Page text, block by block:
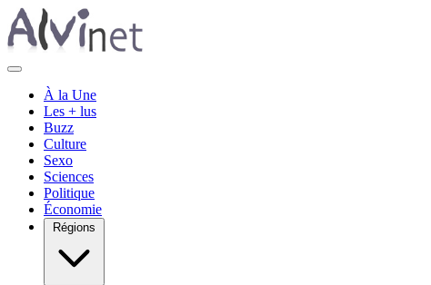
À la Une
Les + lus
Buzz
Culture
Sexo
Sciences
Politique
Économie
Régions